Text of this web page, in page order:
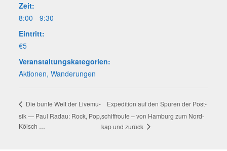
Zeit:
8:00 - 9:30
Eintritt:
€5
Veranstaltungskategorien:
Aktionen, Wanderungen
Die bun­te Welt der Live­mu­
sik — Paul Radau: Rock, Pop,
Kölsch …
Expe­di­ti­on auf den Spu­ren der Post­
schif­frou­te – von Ham­burg zum Nord­
kap und zurück